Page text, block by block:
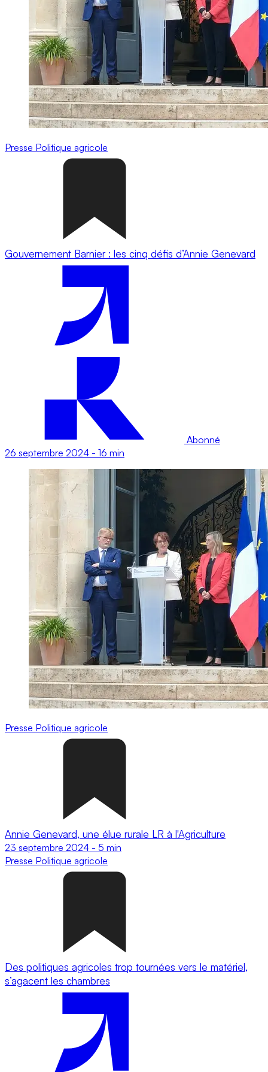
Presse Politique agricole
Gouvernement Barnier : les cinq défis d’Annie Genevard
Abonné
26 septembre 2024 - 16 min
Presse Politique agricole
Annie Genevard, une élue rurale LR à l'Agriculture
23 septembre 2024 - 5 min
Presse Politique agricole
Des politiques agricoles trop tournées vers le matériel,
s’agacent les chambres